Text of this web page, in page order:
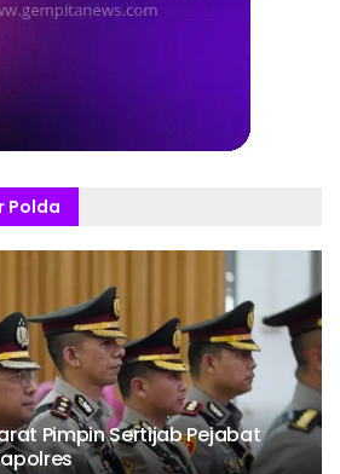
Polda
Pimpin Sertijab Pejabat